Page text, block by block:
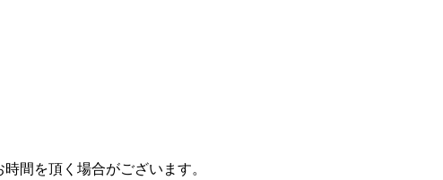
間を頂く場合がございます。